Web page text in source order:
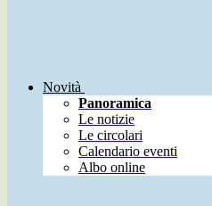
Novità
Panoramica
Le notizie
Le circolari
Calendario eventi
Albo online